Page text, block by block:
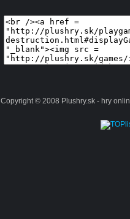
Copyright © 2008 Plushry.sk - hry